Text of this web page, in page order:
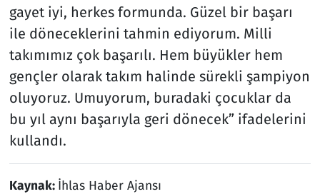
gayet iyi, herkes formunda. Güzel bir başarı
ile döneceklerini tahmin ediyorum. Milli
takımımız çok başarılı. Hem büyükler hem
gençler olarak takım halinde sürekli şampiyon
oluyoruz. Umuyorum, buradaki çocuklar da
bu yıl aynı başarıyla geri dönecek” ifadelerini
kullandı.
Kaynak: İhlas Haber Ajansı